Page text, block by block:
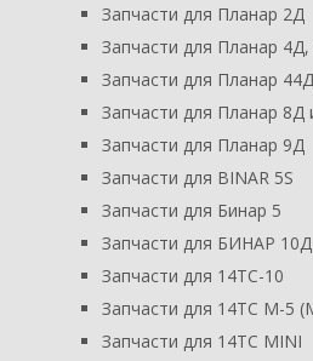
Запчасти для Планар 2Д
Запчасти для Планар
Запчасти для Планар 44Д
Запчасти для Планар
Запчасти для Планар 9Д
Запчасти для BINAR 5S
Запчасти для Бинар 5
Запчасти для БИНАР 10Д
Запчасти для 14ТС-10
Запчасти для 14ТС М-5
Запчасти для 14ТС MINI